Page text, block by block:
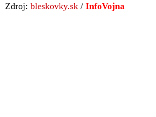
Zdroj: bleskovky.sk / InfoVojna